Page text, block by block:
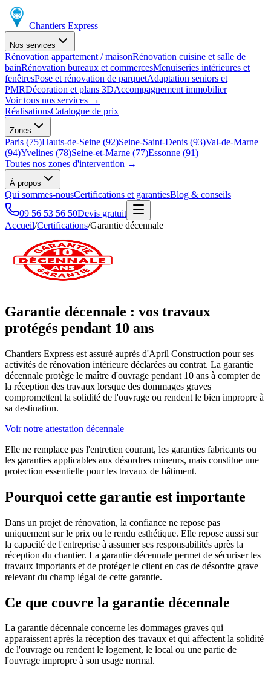
Chantiers Express
Nos services
Rénovation appartement / maisonRénovation cuisine et salle de
bainRénovation bureaux et commercesMenuiseries intérieures et
fenêtresPose et rénovation de parquetAdaptation seniors et
PMRDécoration et plans 3DAccompagnement immobilier
Voir tous nos services →
RéalisationsCatalogue de prix
Zones
Paris (75)Hauts-de-Seine (92)Seine-Saint-Denis (93)Val-de-Marne
(94)Yvelines (78)Seine-et-Marne (77)Essonne (91)
Toutes nos zones d'intervention →
À propos
Qui sommes-nousCertifications et garantiesBlog & conseils
09 56 53 56 50Devis gratuit
Accueil/Certifications/Garantie décennale
Garantie décennale : vos travaux
protégés pendant 10 ans
Chantiers Express est assuré auprès d'April Construction pour ses
activités de rénovation intérieure déclarées au contrat. La garantie
décennale protège le maître d'ouvrage pendant 10 ans à compter de
la réception des travaux lorsque des dommages graves
compromettent la solidité de l'ouvrage ou rendent le bien impropre à
sa destination.
Voir notre attestation décennale
Elle ne remplace pas l'entretien courant, les garanties fabricants ou
les garanties applicables aux désordres mineurs, mais constitue une
protection essentielle pour les travaux de bâtiment.
Pourquoi cette garantie est importante
Dans un projet de rénovation, la confiance ne repose pas
uniquement sur le prix ou le rendu esthétique. Elle repose aussi sur
la capacité de l'entreprise à assumer ses responsabilités après la
réception du chantier. La garantie décennale permet de sécuriser les
travaux importants et de protéger le client en cas de désordre grave
relevant du champ légal de cette garantie.
Ce que couvre la garantie décennale
La garantie décennale concerne les dommages graves qui
apparaissent après la réception des travaux et qui affectent la solidité
de l'ouvrage ou rendent le logement, le local ou une partie de
l'ouvrage impropre à son usage normal.